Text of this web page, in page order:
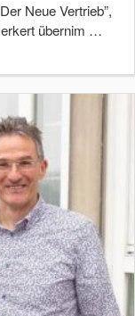
Neue Vertrieb”,
übernim …